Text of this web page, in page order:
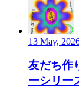
13 May,
友だち作
ーシリー